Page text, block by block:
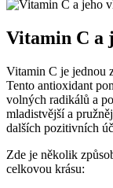
Vitamin C a
Vitamin C je jednou
Tento antioxidant
volných radikálů a
mladistvější a
dalších pozitivních
Zde je několik
celkovou krásu: